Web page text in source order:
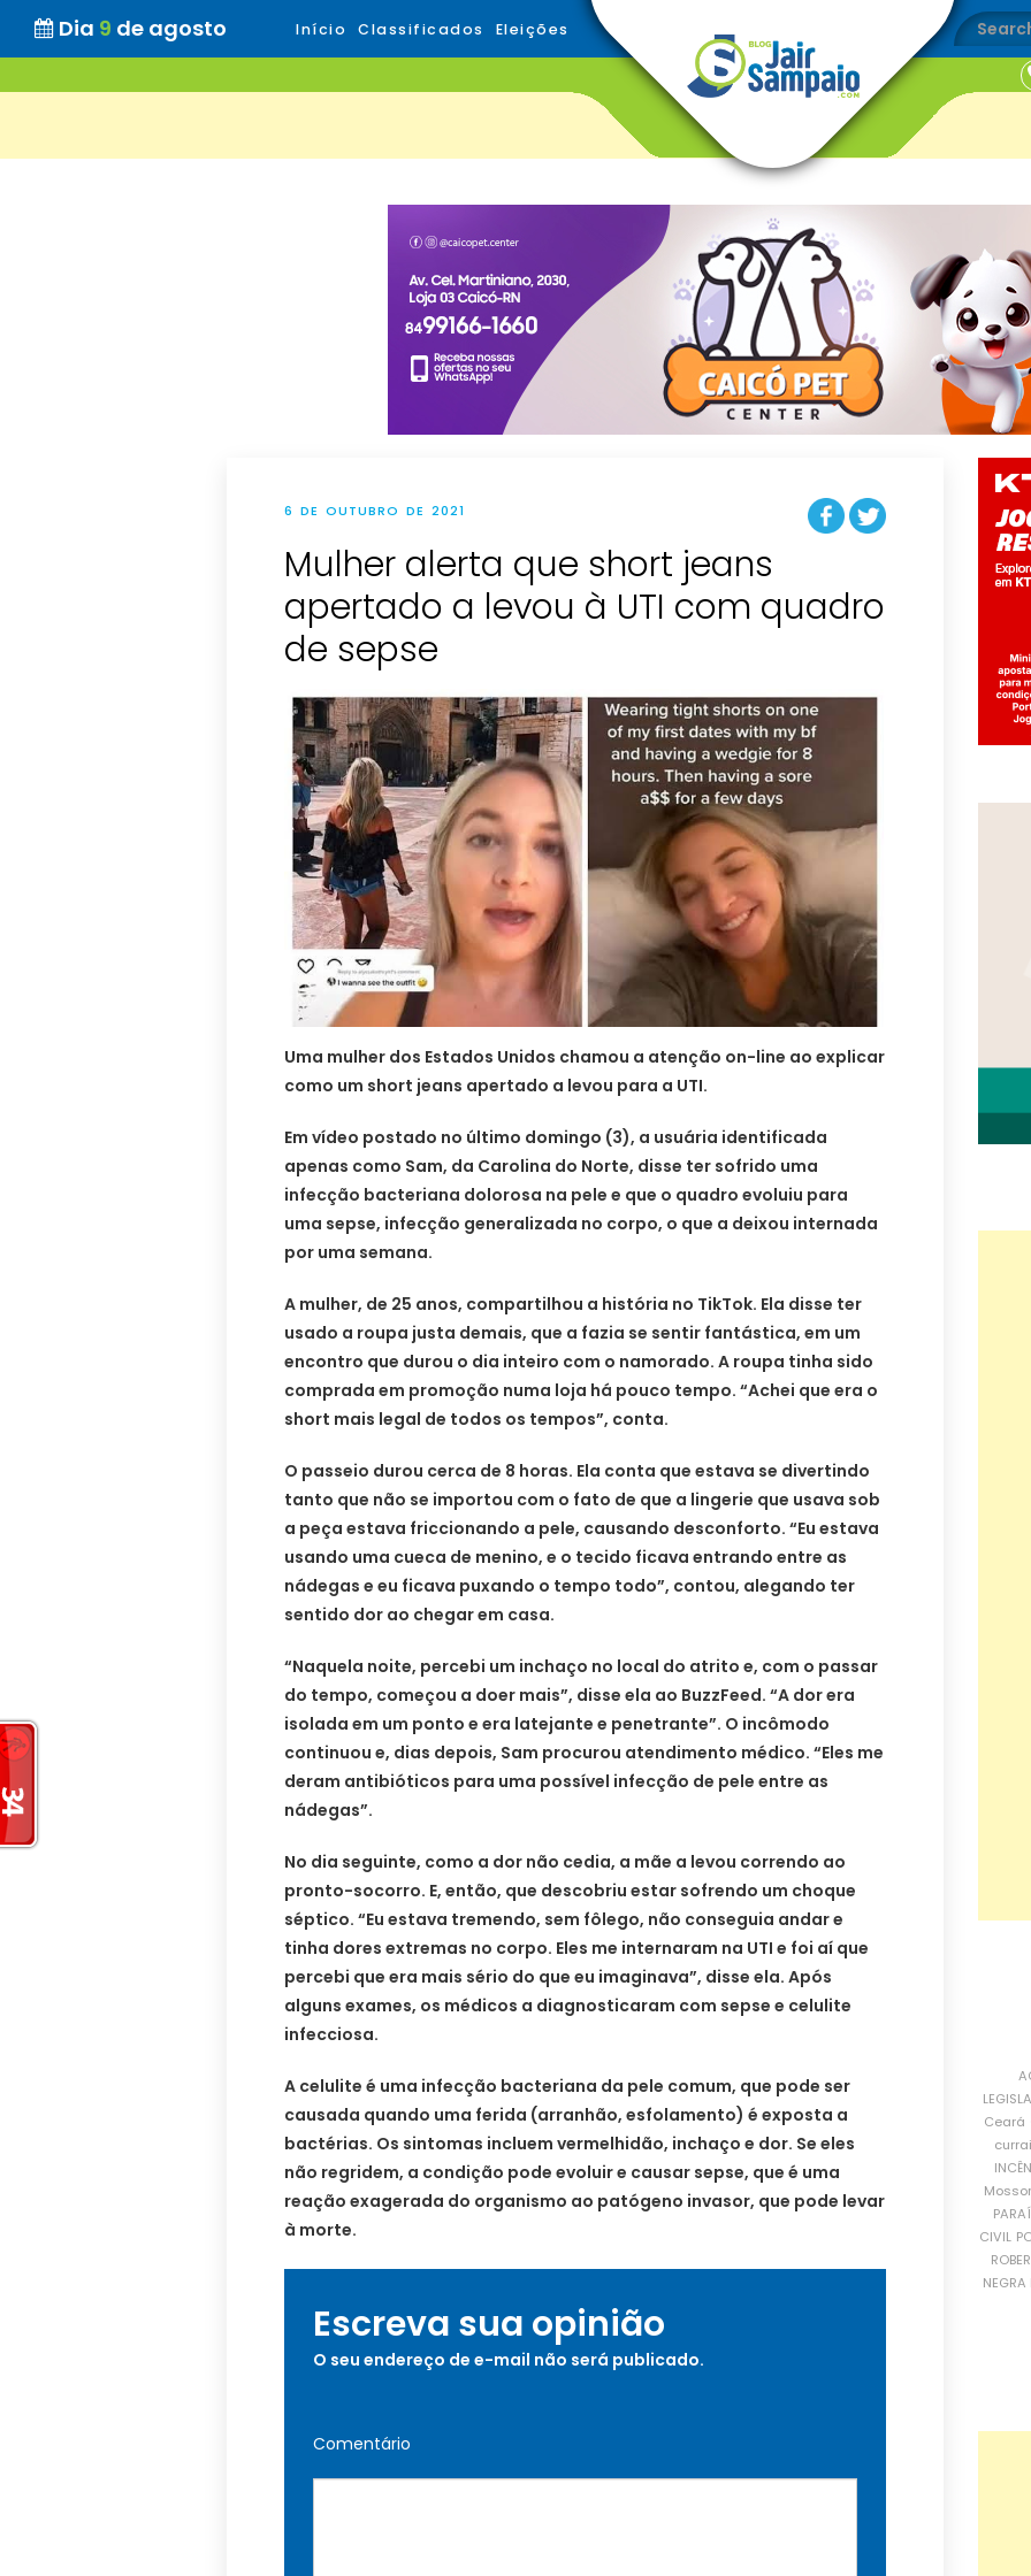
Dia 9 de agosto Início Classificados Eleições
6 DE OUTUBRO DE 2021
Mulher alerta que short jeans
apertado a levou à UTI com quadro
de sepse
Uma mulher dos Estados Unidos chamou a atenção on-line ao explicar
como um short jeans apertado a levou para a UTI.
Em vídeo postado no último domingo (3), a usuária identificada
apenas como Sam, da Carolina do Norte, disse ter sofrido uma
infecção bacteriana dolorosa na pele e que o quadro evoluiu para
uma sepse, infecção generalizada no corpo, o que a deixou internada
por uma semana.
A mulher, de 25 anos, compartilhou a história no TikTok. Ela disse ter
usado a roupa justa demais, que a fazia se sentir fantástica, em um
encontro que durou o dia inteiro com o namorado. A roupa tinha sido
comprada em promoção numa loja há pouco tempo. “Achei que era o
short mais legal de todos os tempos”, conta.
O passeio durou cerca de 8 horas. Ela conta que estava se divertindo
tanto que não se importou com o fato de que a lingerie que usava sob
a peça estava friccionando a pele, causando desconforto. “Eu estava
usando uma cueca de menino, e o tecido ficava entrando entre as
nádegas e eu ficava puxando o tempo todo”, contou, alegando ter
sentido dor ao chegar em casa.
“Naquela noite, percebi um inchaço no local do atrito e, com o passar
do tempo, começou a doer mais”, disse ela ao BuzzFeed. “A dor era
isolada em um ponto e era latejante e penetrante”. O incômodo
continuou e, dias depois, Sam procurou atendimento médico. “Eles me
deram antibióticos para uma possível infecção de pele entre as
nádegas”.
No dia seguinte, como a dor não cedia, a mãe a levou correndo ao
pronto-socorro. E, então, que descobriu estar sofrendo um choque
séptico. “Eu estava tremendo, sem fôlego, não conseguia andar e
tinha dores extremas no corpo. Eles me internaram na UTI e foi aí que
percebi que era mais sério do que eu imaginava”, disse ela. Após
alguns exames, os médicos a diagnosticaram com sepse e celulite
infecciosa.
A celulite é uma infecção bacteriana da pele comum, que pode ser
causada quando uma ferida (arranhão, esfolamento) é exposta a
bactérias. Os sintomas incluem vermelhidão, inchaço e dor. Se eles
não regridem, a condição pode evoluir e causar sepse, que é uma
reação exagerada do organismo ao patógeno invasor, que pode levar
à morte.
Escreva sua opinião
O seu endereço de e-mail não será publicado.
Comentário
Ceará
CIVIL
NEGRA